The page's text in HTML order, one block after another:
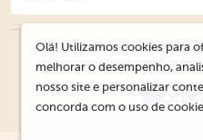
© 2026 Editora Ações
Olá! Utilizamos cookies para
melhorar o desempenho,
nosso site e personalizar
concorda com o uso de